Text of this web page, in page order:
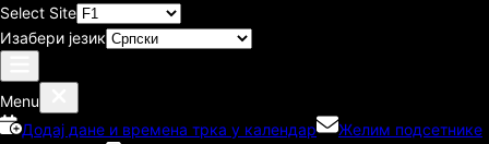
Select Site
Изабери језик
Menu
Додај дане и времена трка у календар
Желим подсетнике